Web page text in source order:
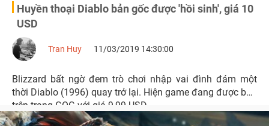
Huyền thoại Diablo bản gốc được 'hồi sinh', giá 10
USD
Tran Huy 11/03/2019 14:30:00
Blizzard bất ngờ đem trò chơi nhập vai đình đám một
thời Diablo (1996) quay trở lại. Hiện game đang được bán
trên trang GOG với giá 9,99 USD.